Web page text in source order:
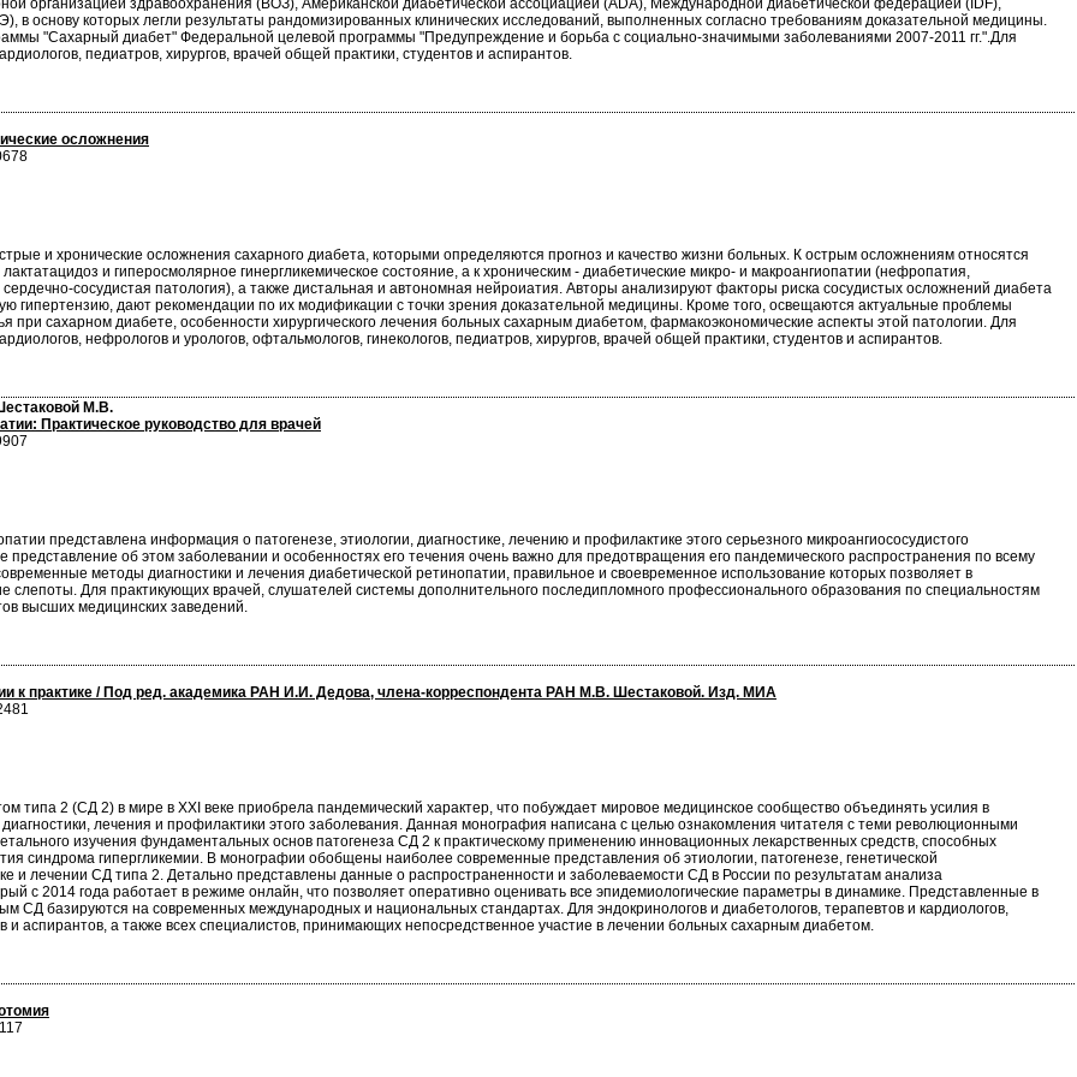
организацией здравоохранения (ВОЗ), Американской диабетической ассоциацией (ADA), Международной диабетической федерацией (IDF),
в основу которых легли результаты рандомизированных клинических исследований, выполненных согласно требованиям доказательной медицины.
"Сахарный диабет" Федеральной целевой программы "Предупреждение и борьба с социально-значимыми заболеваниями 2007-2011 гг.".Для
педиатров, хирургов, врачей общей практики, студентов и аспирантов.
осложнения
и хронические осложнения сахарного диабета, которыми определяются прогноз и качество жизни больных. К острым осложнениям относятся
и гиперосмолярное гинергликемическое состояние, а к хроническим - диабетические микро- и макроангиопатии (нефропатия,
сосудистая патология), а также дистальная и автономная нейроиатия. Авторы анализируют факторы риска сосудистых осложнений диабета
гипертензию, дают рекомендации по их модификации с точки зрения доказательной медицины. Кроме того, освещаются актуальные проблемы
при сахарном диабете, особенности хирургического лечения больных сахарным диабетом, фармакоэкономические аспекты этой патологии. Для
нефрологов и урологов, офтальмологов, гинекологов, педиатров, хирургов, врачей общей практики, студентов и аспирантов.
М.В.
Практическое руководство для врачей
представлена информация о патогенезе, этиологии, диагностике, лечению и профилактике этого серьезного микроангиососудистого
об этом заболевании и особенностях его течения очень важно для предотвращения его пандемического распространения по всему
методы диагностики и лечения диабетической ретинопатии, правильное и своевременное использование которых позволяет в
слепоты. Для практикующих врачей, слушателей системы дополнительного последипломного профессионального образования по специальностям
высших медицинских заведений.
к практике / Под ред. академика РАН И.И. Дедова, члена-корреспондента РАН М.В. Шестаковой. Изд. МИА
типа 2 (СД 2) в мире в XXI веке приобрела пандемический характер, что побуждает мировое медицинское сообщество объединять усилия в
лечения и профилактики этого заболевания. Данная монография написана с целью ознакомления читателя с теми революционными
изучения фундаментальных основ патогенеза СД 2 к практическому применению инновационных лекарственных средств, способных
синдрома гипергликемии. В монографии обобщены наиболее современные представления об этиологии, патогенезе, генетической
и лечении СД типа 2. Детально представлены данные о распространенности и заболеваемости СД в России по результатам анализа
с 2014 года работает в режиме онлайн, что позволяет оперативно оценивать все эпидемиологические параметры в динамике. Представленные в
СД базируются на современных международных и национальных стандартах. Для эндокринологов и диабетологов, терапевтов и кардиологов,
и аспирантов, а также всех специалистов, принимающих непосредственное участие в лечении больных сахарным диабетом.